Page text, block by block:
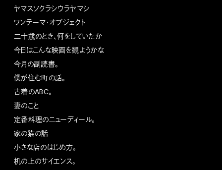
ヤマスソクラシウラヤマシ
ワンテーマ・オブジェクト
二十歳のとき、何をしていたか
今日はこんな映画を観ようかな
今月の副読書。
僕が住む町の話。
古着のABC。
妻のこと
定番料理のニューディール。
家の猫の話
小さな店のはじめ方。
机の上のサイエンス。